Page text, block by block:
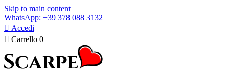
Skip to main content
WhatsApp: +39 378 088 3132
 Accedi
 Carrello 0